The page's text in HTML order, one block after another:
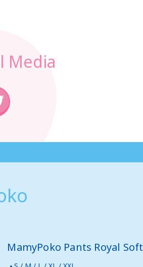
Media
MamyPoko Pants Royal Soft